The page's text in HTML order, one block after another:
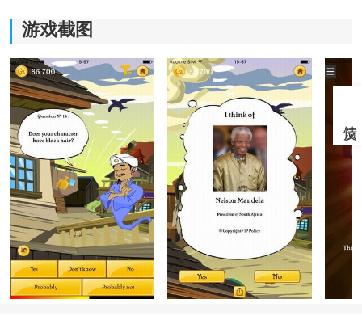
网络天才怎么玩？
1、下载安装好网络天才，运行游戏；
这一步是基础启动流程，进入后会加载主界面，整体界
面较简洁，新手基本可以快速上手，不需要复杂引导。
2、点击左上角设置按钮，可以设置语言；
语言设置是关键步骤，建议优先切换到中文界面，这样
问题理解会更准确，也能避免误判回答。
3、之后想好一个人物，然后就可以开始 挑战了；
游戏截图